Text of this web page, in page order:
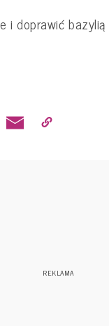
i doprawić